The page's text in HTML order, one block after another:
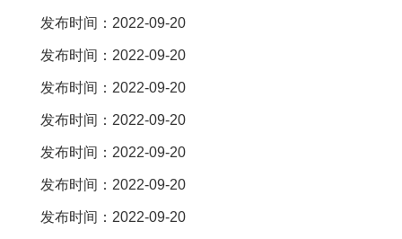
发布时间：2022-09-20
发布时间：2022-09-20
发布时间：2022-09-20
发布时间：2022-09-20
发布时间：2022-09-20
发布时间：2022-09-20
发布时间：2022-09-20